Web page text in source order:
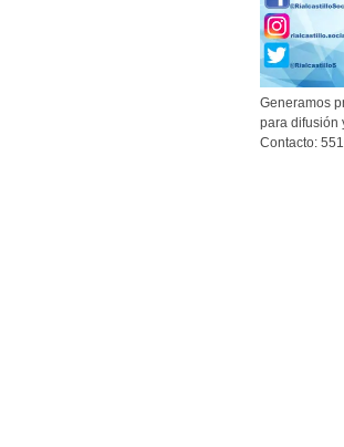
Generamos
para difusión
Contacto: